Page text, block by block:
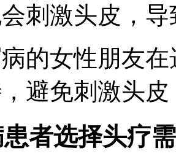
刺激头皮，
的女性朋友
避免刺激头
者选择头疗